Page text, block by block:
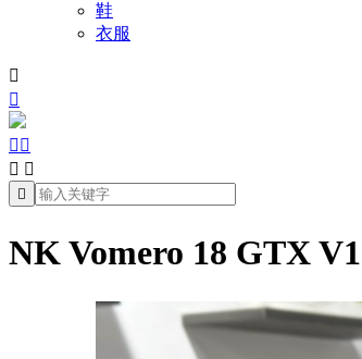
鞋
衣服


 
 

NK Vomero 18 GTX